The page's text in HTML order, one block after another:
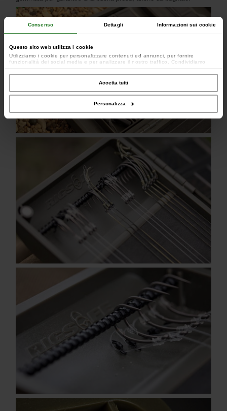
Consenso Dettagli Informazioni sui cookie
Questo sito web utilizza i cookie
Utilizziamo i cookie per personalizzare contenuti ed annunci, per fornire
funzionalità dei social media e per analizzare il nostro traffico. Condividiamo
occupano di analisi dei dati web, pubblicità e social media, i quali potrebbero
combinarle con altre informazioni che hai fornito loro o che hanno raccolto dal
Accetta tutti
Personalizza